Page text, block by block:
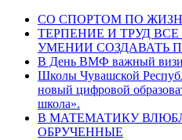
СО СПОРТОМ ПО
ТЕРПЕНИЕ И ТРУД
УМЕНИИ СОЗДАВАТЬ
В День ВМФ важный
Школы Чувашской
новый цифровой
школа».
В МАТЕМАТИКУ
ОБРУЧЕННЫЕ